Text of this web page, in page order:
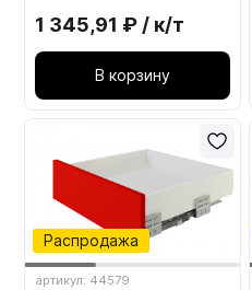
1 345,91 ₽ / к/т
В корзину
Распродажа
артикул: 44579